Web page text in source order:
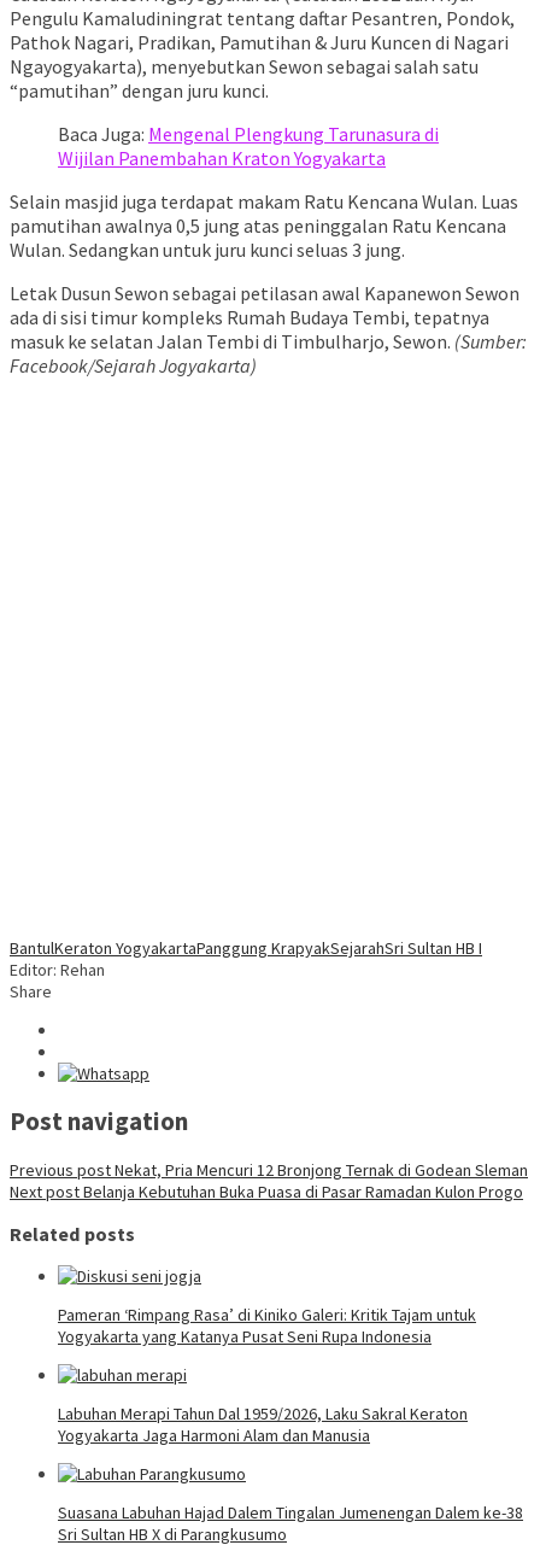
Pengulu Kamaludiningrat tentang daftar Pesantren, Pondok,
Pathok Nagari, Pradikan, Pamutihan & Juru Kuncen di Nagari
Ngayogyakarta), menyebutkan Sewon sebagai salah satu
“pamutihan” dengan juru kunci.
Baca Juga: Mengenal Plengkung Tarunasura di
Wijilan Panembahan Kraton Yogyakarta
Selain masjid juga terdapat makam Ratu Kencana Wulan. Luas
pamutihan awalnya 0,5 jung atas peninggalan Ratu Kencana
Wulan. Sedangkan untuk juru kunci seluas 3 jung.
Letak Dusun Sewon sebagai petilasan awal Kapanewon Sewon
ada di sisi timur kompleks Rumah Budaya Tembi, tepatnya
masuk ke selatan Jalan Tembi di Timbulharjo, Sewon. (Sumber:
Facebook/Sejarah Jogyakarta)
BantulKeraton YogyakartaPanggung KrapyakSejarahSri Sultan HB I
Editor: Rehan
Share
Post navigation
Previous postNekat, Pria Mencuri 12 Bronjong Ternak di Godean Sleman
Next postBelanja Kebutuhan Buka Puasa di Pasar Ramadan Kulon Progo
Related posts
Pameran ‘Rimpang Rasa’ di Kiniko Galeri: Kritik Tajam untuk
Yogyakarta yang Katanya Pusat Seni Rupa Indonesia
Labuhan Merapi Tahun Dal 1959/2026, Laku Sakral Keraton
Yogyakarta Jaga Harmoni Alam dan Manusia
Suasana Labuhan Hajad Dalem Tingalan Jumenengan Dalem ke-38
Sri Sultan HB X di Parangkusumo